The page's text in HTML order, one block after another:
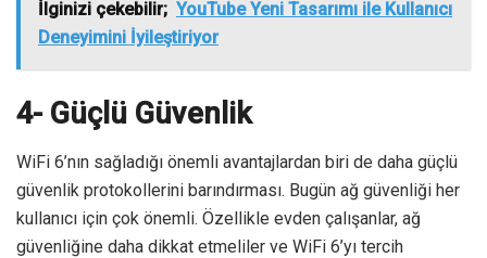
İlginizi çekebilir; YouTube Yeni Tasarımı ile Kullanıcı
Deneyimini İyileştiriyor
4- Güçlü Güvenlik
WiFi 6’nın sağladığı önemli avantajlardan biri de daha güçlü
güvenlik protokollerini barındırması. Bugün ağ güvenliği her
kullanıcı için çok önemli. Özellikle evden çalışanlar, ağ
güvenliğine daha dikkat etmeliler ve WiFi 6’yı tercih